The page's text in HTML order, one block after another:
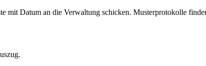
mit Datum an die Verwaltung schicken. Musterprotokolle